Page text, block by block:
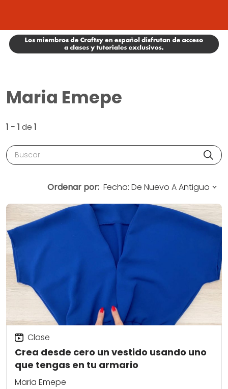
Maria Emepe
1 - 1 de 1
Buscar
Ordenar por:
Crea desde cero un vestido usando uno
que tengas en tu armario
Clase
Maria Emepe